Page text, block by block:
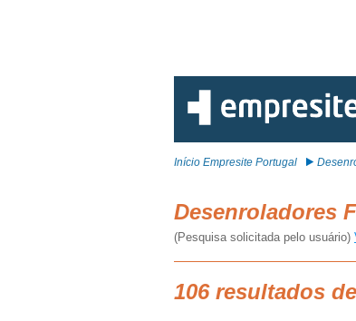
Início Empresite Portugal
Desenroladores
(Pesquisa solicitada pelo usuário)
106 resultados